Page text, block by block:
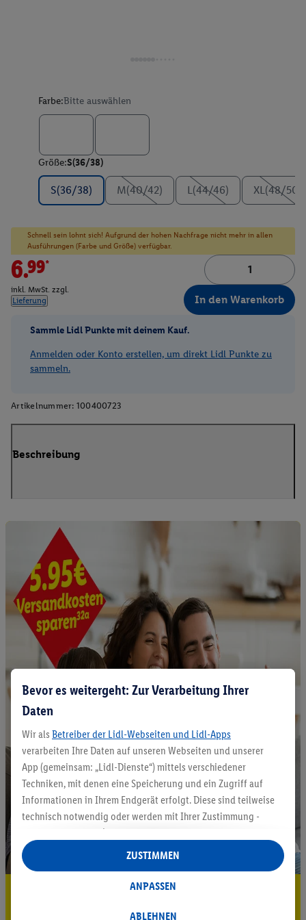
Farbe:Bitte auswählen
Größe:S(36/38)
S(36/38) M(40/42) L(44/46) XL(48/50)
Schnell sein lohnt sich! Aufgrund der hohen Nachfrage nicht mehr in allen
Ausführungen (Farbe und Größe) verfügbar.
6.99*
inkl. MwSt. zzgl.
Lieferung
In den Warenkorb
Sammle Lidl Punkte mit deinem Kauf.
Anmelden oder Konto erstellen, um direkt Lidl Punkte zu
sammeln.
Artikelnummer: 100400723
Beschreibung
5.95 € Versand sparen³²ᵃ
Jetzt zum Newsletter anmelden
Bevor es weitergeht: Zur Verarbeitung Ihrer
Daten
Wir als Betreiber der Lidl-Webseiten und Lidl-Apps
verarbeiten Ihre Daten auf unseren Webseiten und unserer
App (gemeinsam: „Lidl-Dienste“) mittels verschiedener
Techniken, mit denen eine Speicherung und ein Zugriff auf
Informationen in Ihrem Endgerät erfolgt. Diese sind teilweise
technisch notwendig oder werden mit Ihrer Zustimmung -
auch durch Partner (u.a.
Verantwortliche; im Zusammenhang mit dem IAB TCF
insgesamt
Statistik-Erstellung oder für personalisierte Werbung
Datenverarbeitungen für personalisierte Werbung werden
ABLEHNEN
ANPASSEN
ZUSTIMMEN